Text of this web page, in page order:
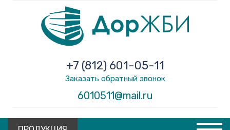
6010511@mail.ru
+7 (812) 601-05-11
Заказать обратный звонок